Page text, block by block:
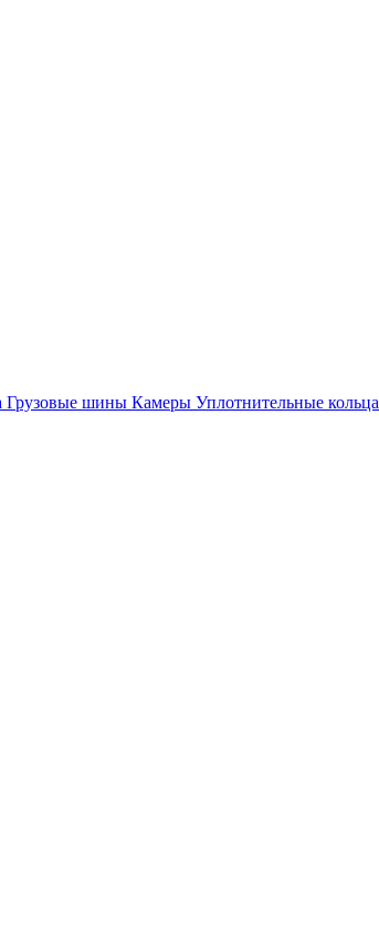
Грузовые шины Камеры Уплотнительные кольца